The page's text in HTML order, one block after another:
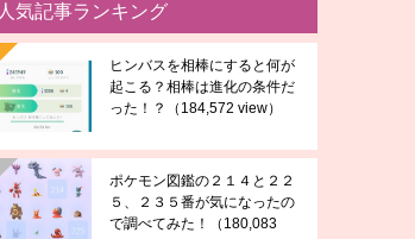
人気記事ランキング
ヒンバスを相棒にすると何が
起こる？相棒は進化の条件だ
った！？
（184,572 view）
ポケモン図鑑の２１４と２２
５、２３５番が気になったの
で調べてみた！
（180,083